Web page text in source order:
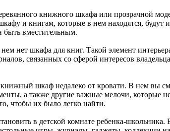
книжного шкафа или прозрачной
и книгам, которые в нем находятся, будут
вместительным.
нет шкафа для книг. Такой элемент
связанных со сферой интересов
книжный шкаф недалеко от кровати. В нем вы
а также другие важные мелочи, которые
чтобы их было легко найти.
в детской комнате ребенка-школьника.